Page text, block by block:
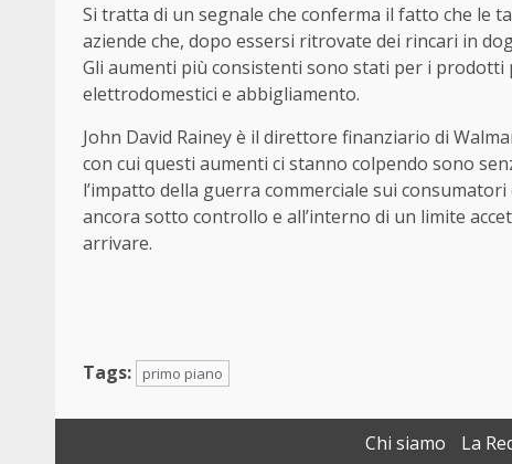
Si tratta di un segnale che conferma il fatto che le
aziende che, dopo essersi ritrovate dei rincari in
Gli aumenti più consistenti sono stati per i
elettrodomestici e abbigliamento.
John David Rainey è il direttore finanziario di
con cui questi aumenti ci stanno colpendo sono
l’impatto della guerra commerciale sui
ancora sotto controllo e all’interno di un limite
arrivare.
Tags: primo piano
Chi siamo La